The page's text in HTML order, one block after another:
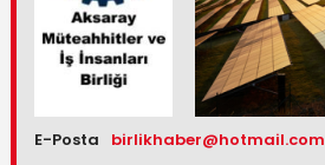
E-Posta birlikhaber@hotmail.com